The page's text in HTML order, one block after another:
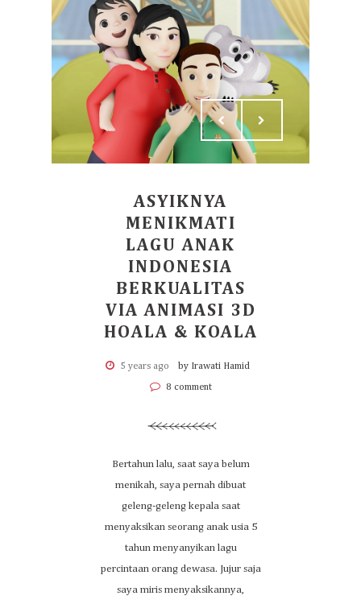
ASYIKNYA
MENIKMATI
LAGU ANAK
INDONESIA
BERKUALITAS
VIA ANIMASI 3D
HOALA & KOALA
5 years ago by Irawati Hamid
8 comment
Bertahun lalu, saat saya belum
menikah, saya pernah dibuat
geleng-geleng kepala saat
menyaksikan seorang anak usia 5
tahun menyanyikan lagu
percintaan orang dewasa. Jujur saja
saya miris menyaksikannya,